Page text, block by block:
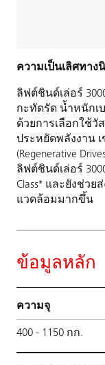
ความเป็นเลิศทาง
ลิฟต์ชินด์เล่อร์
กะทัดรัด น้ำหนักเ
ด้วยการเลือกใช้
ประหยัดพลังงาน
(Regenerative
ลิฟต์ชินด์เล่อร์
Class* และยังช่ว
แวดล้อมมากขึ้น
ข้อมูลหลัก
ความจุ
400 - 1150 กก.